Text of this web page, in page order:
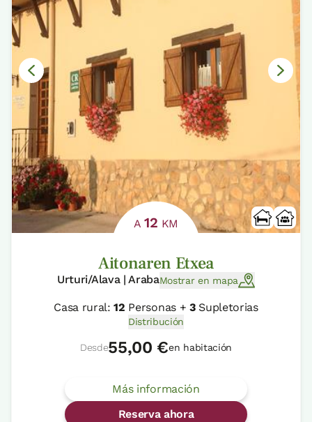
A12 KM
Aitonaren Etxea
Urturi/Alava | ArabaMostrar en mapa
Casa rural:12 Personas + 3Supletorias
Distribución
Desde55,00 €en habitación
Más información
Reserva ahora